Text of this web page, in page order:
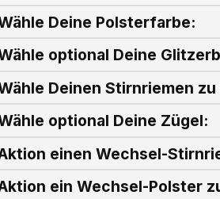
Deine Polsterfarbe:
optional Deine
Deinen Stirnriemen
optional Deine Zügel:
einen Wechsel-
ein Wechsel-Polster